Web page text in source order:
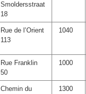
Smoldersstraat
18
Rue de l’Orient
113
1040
Rue Franklin
50
1000
Chemin du
1300